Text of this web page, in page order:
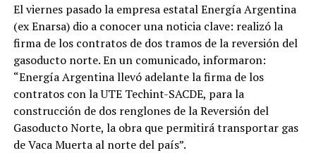
El viernes pasado la empresa estatal Energía Argentina
(ex Enarsa) dio a conocer una noticia clave: realizó la
firma de los contratos de dos tramos de la reversión del
gasoducto norte. En un comunicado, informaron:
“Energía Argentina llevó adelante la firma de los
contratos con la UTE Techint-SACDE, para la
construcción de dos renglones de la Reversión del
Gasoducto Norte, la obra que permitirá transportar gas
de Vaca Muerta al norte del país”.